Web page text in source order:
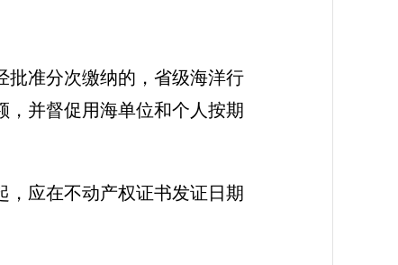
准分次缴纳的，省级海洋行
并督促用海单位和个人按期
应在不动产权证书发证日期